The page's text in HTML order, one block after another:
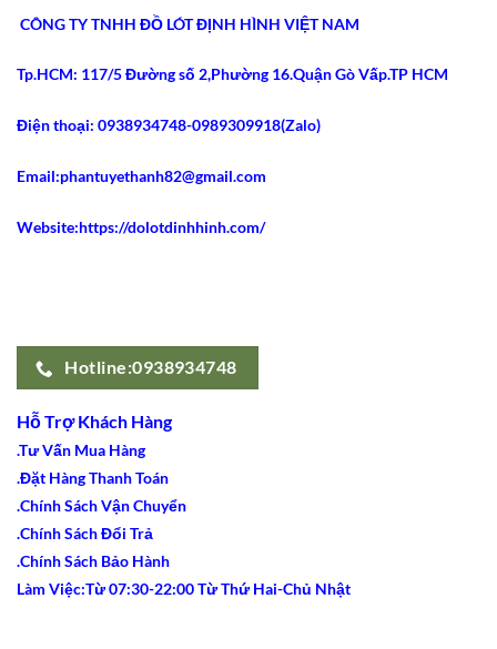
Nhất
2026
Bụng
Latex
2021
Gây
Sốt
CÔNG TY TNHH ĐỒ LÓT ĐỊNH HÌNH VIỆT NAM
Tp.HCM: 117/5 Đường số 2,Phường 16.Quận Gò Vấp.TP HCM
Điện thoại: 0938934748-0989309918(Zalo)
Email:phantuyethanh82@gmail.com
Website:https://dolotdinhhinh.com/
Hotline:0938934748
Hỗ Trợ Khách Hàng
.Tư Vấn Mua Hàng
.Đặt Hàng Thanh Toán
.Chính Sách Vận Chuyển
.Chính Sách Đổi Trả
.Chính Sách Bảo Hành
Làm Việc:Từ 07:30-22:00 Từ Thứ Hai-Chủ Nhật